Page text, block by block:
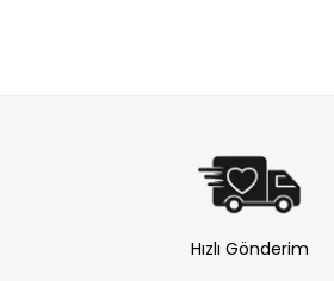
Hızlı Gönderim